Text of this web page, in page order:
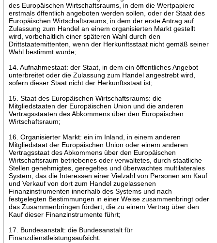
des Europäischen Wirtschaftsraums, in dem die Wertpapiere
erstmals öffentlich angeboten werden sollen, oder der Staat des
Europäischen Wirtschaftsraums, in dem der erste Antrag auf
Zulassung zum Handel an einem organisierten Markt gestellt
wird, vorbehaltlich einer späteren Wahl durch den
Drittstaatemittenten, wenn der Herkunftsstaat nicht gemäß seiner
Wahl bestimmt wurde;
14. Aufnahmestaat: der Staat, in dem ein öffentliches Angebot
unterbreitet oder die Zulassung zum Handel angestrebt wird,
sofern dieser Staat nicht der Herkunftsstaat ist;
15. Staat des Europäischen Wirtschaftsraums: die
Mitgliedstaaten der Europäischen Union und die anderen
Vertragsstaaten des Abkommens über den Europäischen
Wirtschaftsraum;
16. Organisierter Markt: ein im Inland, in einem anderen
Mitgliedstaat der Europäischen Union oder einem anderen
Vertragsstaat des Abkommens über den Europäischen
Wirtschaftsraum betriebenes oder verwaltetes, durch staatliche
Stellen genehmigtes, geregeltes und überwachtes multilaterales
System, das die Interessen einer Vielzahl von Personen am Kauf
und Verkauf von dort zum Handel zugelassenen
Finanzinstrumenten innerhalb des Systems und nach
festgelegten Bestimmungen in einer Weise zusammenbringt oder
das Zusammenbringen fördert, die zu einem Vertrag über den
Kauf dieser Finanzinstrumente führt;
17. Bundesanstalt: die Bundesanstalt für
Finanzdienstleistungsaufsicht.